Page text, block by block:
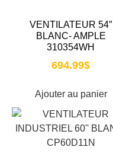
VENTILATEUR 54″
BLANC- AMPLE
310354WH
694.99$
Ajouter au panier